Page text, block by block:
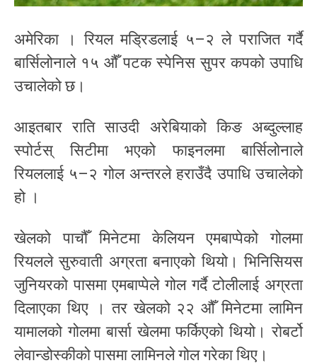
अमेरिका । रियल मड्रिडलाई ५–२ ले पराजित गर्दै
बार्सिलोनाले १५ औँ पटक स्पेनिस सुपर कपको उपाधि
उचालेको छ।
आइतबार राति साउदी अरेबियाको किङ अब्दुल्लाह
स्पोर्टस् सिटीमा भएको फाइनलमा बार्सिलोनाले
रियललाई ५–२ गोल अन्तरले हराउँदै उपाधि उचालेको
हो ।
खेलको पाचौँ मिनेटमा केलियन एमबाप्पेको गोलमा
रियलले सुरुवाती अग्रता बनाएको थियो। भिनिसियस
जुनियरको पासमा एमबाप्पेले गोल गर्दै टोलीलाई अग्रता
दिलाएका थिए । तर खेलको २२ औँ मिनेटमा लामिन
यामालको गोलमा बार्सा खेलमा फर्किएको थियो। रोबर्टो
लेवान्डोस्कीको पासमा लामिनले गोल गरेका थिए।